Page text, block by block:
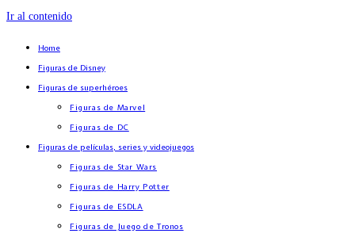
Ir al contenido
Home
Figuras de Disney
Figuras de superhéroes
Figuras de Marvel
Figuras de DC
Figuras de películas, series y videojuegos
Figuras de Star Wars
Figuras de Harry Potter
Figuras de ESDLA
Figuras de Juego de Tronos